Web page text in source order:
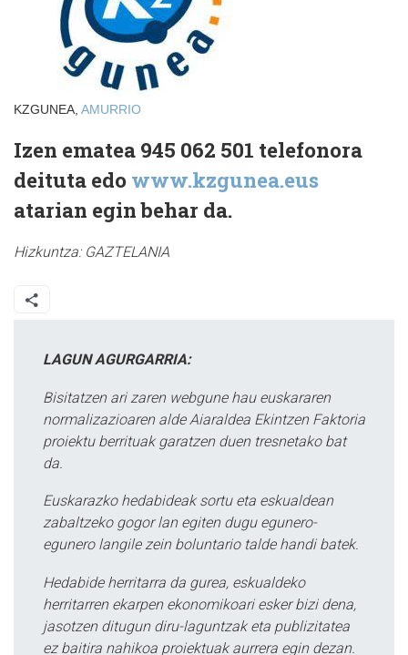
KZGUNEA, AMURRIO
Izen ematea 945 062 501 telefonora
deituta edo www.kzgunea.eus
atarian egin behar da.
Hizkuntza: GAZTELANIA
LAGUN AGURGARRIA:
Bisitatzen ari zaren webgune hau euskararen
normalizazioaren alde Aiaraldea Ekintzen Faktoria
proiektu berrituak garatzen duen tresnetako bat
da.
Euskarazko hedabideak sortu eta eskualdean
zabaltzeko gogor lan egiten dugu egunero-
egunero langile zein boluntario talde handi batek.
Hedabide herritarra da gurea, eskualdeko
herritarren ekarpen ekonomikoari esker bizi dena,
jasotzen ditugun diru-laguntzak eta publizitatea
ez baitira nahikoa proiektuak aurrera egin dezan.